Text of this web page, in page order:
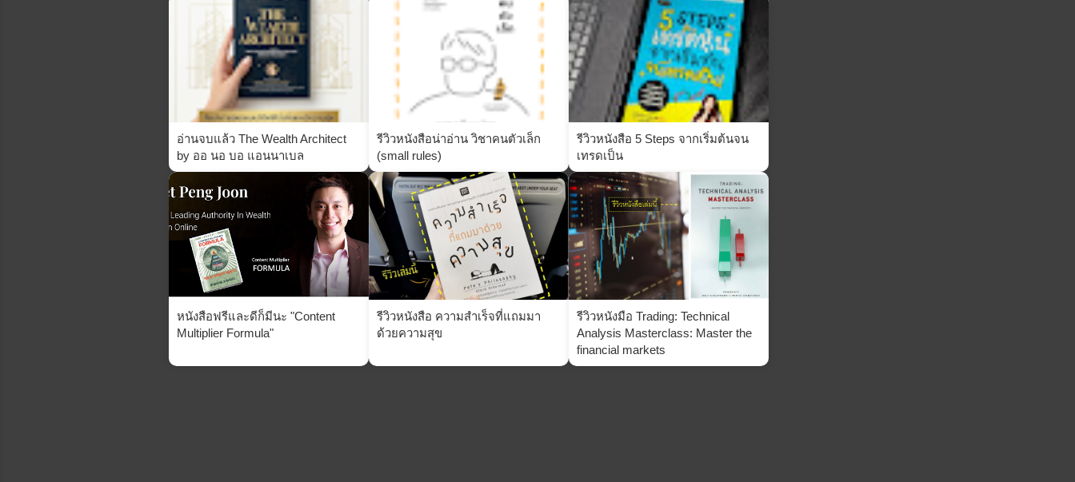
อ่านจบแล้ว The Wealth Architect
by ออ นอ บอ แอนนาเบล
รีวิวหนังสือน่าอ่าน วิชาคนตัวเล็ก
(small rules)
รีวิวหนังสือ 5 Steps จากเริ่มต้นจน
เทรดเป็น
หนังสือฟรีและดีก็มีนะ "Content
Multiplier Formula"
รีวิวหนังสือ ความสำเร็จที่แถมมา
ด้วยความสุข
รีวิวหนังมือ Trading: Technical
Analysis Masterclass: Master the
financial markets